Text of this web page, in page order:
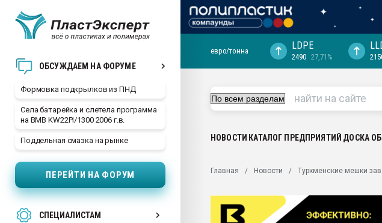
ОБСУЖДАЕМ НА ФОРУМЕ
Формовка подкрылков из ПНД
Села батарейка и слетела программа
на BMB KW22PI/1300 2006 г.в.
Поддельная смазка на рынке
ПЕРЕЙТИ НА ФОРУМ
СПЕЦИАЛИСТАМ
29.07.2026 ФРП помог "Ижевскому
Вакуум-формовочные машины:
28.07.2026 Автоматизация выходит на
первый план в переработке
евро/тонна LDPE
2490 27,71%
НОВОСТИ КАТАЛОГ ПРЕДПРИЯТИЙ ДОСКА
Главная Новости Туркменские мешки